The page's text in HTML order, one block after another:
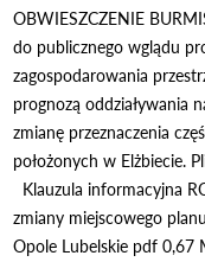
OBWIESZCZENIE
do publicznego wglądu
zagospodarowania
prognozą oddziaływania
zmianę przeznaczenia
położonych w Elżbiecie.
Klauzula informacyjna
zmiany miejscowego
Opole Lubelskie pdf 0,67